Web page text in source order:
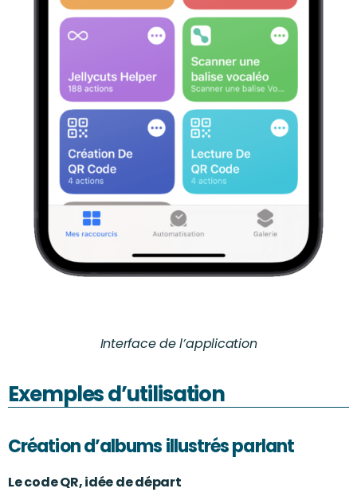
Interface de l’application
Exemples d’utilisation
Création d’albums illustrés parlant
Le code QR, idée de départ